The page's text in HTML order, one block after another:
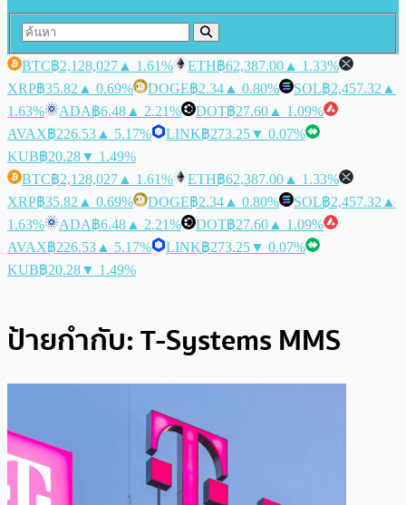
BTC฿2,128,027 ▲ 1.61% ETH฿62,387.00 ▲ 1.33%
XRP฿35.82 ▲ 0.69% DOGE฿2.34 ▲ 0.80% SOL฿2,457.32 ▲
1.63%
ADA฿6.48 ▲ 2.21% DOT฿27.60 ▲ 1.09%
AVAX฿226.53 ▲ 5.17% LINK฿273.25▼ 0.07%
KUB฿20.28▼ 1.49%
BTC฿2,128,027 ▲ 1.61% ETH฿62,387.00 ▲ 1.33%
XRP฿35.82 ▲ 0.69% DOGE฿2.34 ▲ 0.80% SOL฿2,457.32 ▲
1.63%
ADA฿6.48 ▲ 2.21% DOT฿27.60 ▲ 1.09%
AVAX฿226.53 ▲ 5.17% LINK฿273.25▼ 0.07%
KUB฿20.28▼ 1.49%
ป้ายกำกับ:T-Systems MMS